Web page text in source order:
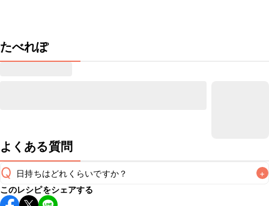
たべれぽ
よくある質問
Q 日持ちはどれくらいですか？ +
保存期間は冷蔵で当日中が目安です。なるべくお早めにお召
このレシピをシェアする